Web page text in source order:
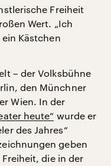
Freiheit
Wert. „Ich
Kästchen
– der Volksbühne
den Münchner
Wien. In der
heute“ wurde er
des Jahres“
geben
die in der